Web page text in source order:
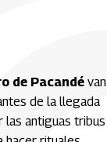
de Pacandé van
de la llegada
las antiguas tribus